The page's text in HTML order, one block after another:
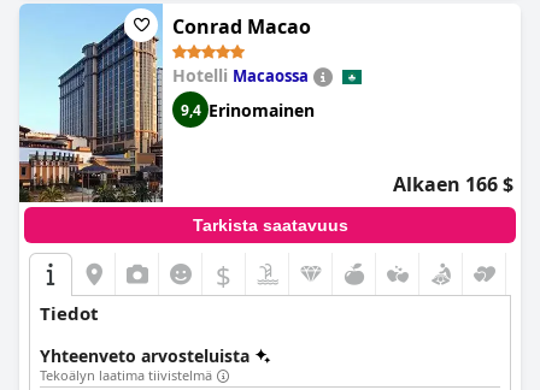
erinomainen valinta niille, jotka etsivät nautinnollista ja
rentouttavaa allaskokemusta loman aikana.
Conrad Macao
Hotelli Macaossa
9,4 Erinomainen
Alkaen 166 $
Tarkista saatavuus
$
Tiedot
Yhteenveto arvosteluista
Tekoälyn laatima tiivistelmä